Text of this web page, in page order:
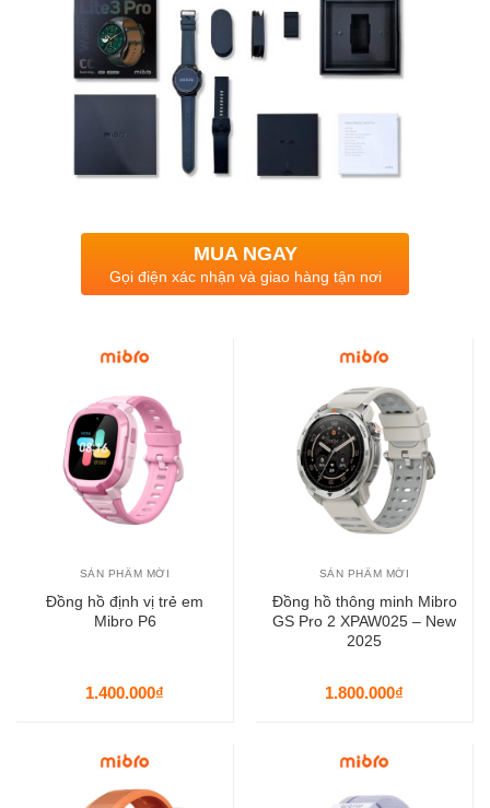
MUA NGAY
Gọi điện xác nhận và giao hàng tận nơi
SẢN PHẨM MỚI
Đồng hồ định vị trẻ em
Mibro P6
1.400.000₫
SẢN PHẨM MỚI
Đồng hồ thông minh Mibro
GS Pro 2 XPAW025 – New
2025
1.800.000₫